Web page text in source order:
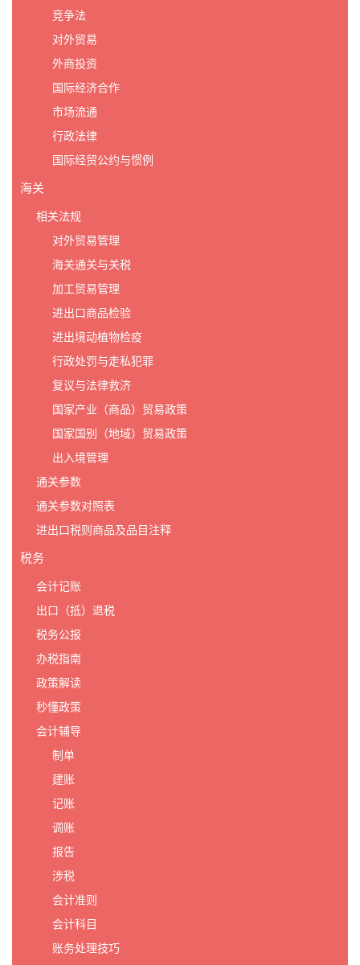
竞争法
对外贸易
外商投资
国际经济合作
市场流通
行政法律
国际经贸公约与惯例
海关
相关法规
对外贸易管理
海关通关与关税
加工贸易管理
进出口商品检验
进出境动植物检疫
行政处罚与走私犯罪
复议与法律救济
国家产业（商品）贸易政策
国家国别（地域）贸易政策
出入境管理
通关参数
通关参数对照表
进出口税则商品及品目注释
税务
会计记账
出口（抵）退税
税务公报
办税指南
政策解读
秒懂政策
会计辅导
制单
建账
记账
调账
报告
涉税
会计准则
会计科目
账务处理技巧